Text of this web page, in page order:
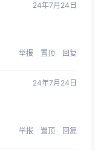
24年7月24日
举报 置顶 回复
24年7月24日
举报 置顶 回复